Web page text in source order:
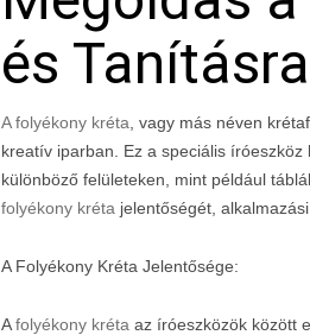
és Tanításra
A folyékony kréta , vagy más néven
kreatív iparban. Ez a speciális
különböző felületeken, mint például
folyékony kréta jelentőségét,
A Folyékony Kréta Jelentősége:
Afolyékony kréta az íróeszközök között